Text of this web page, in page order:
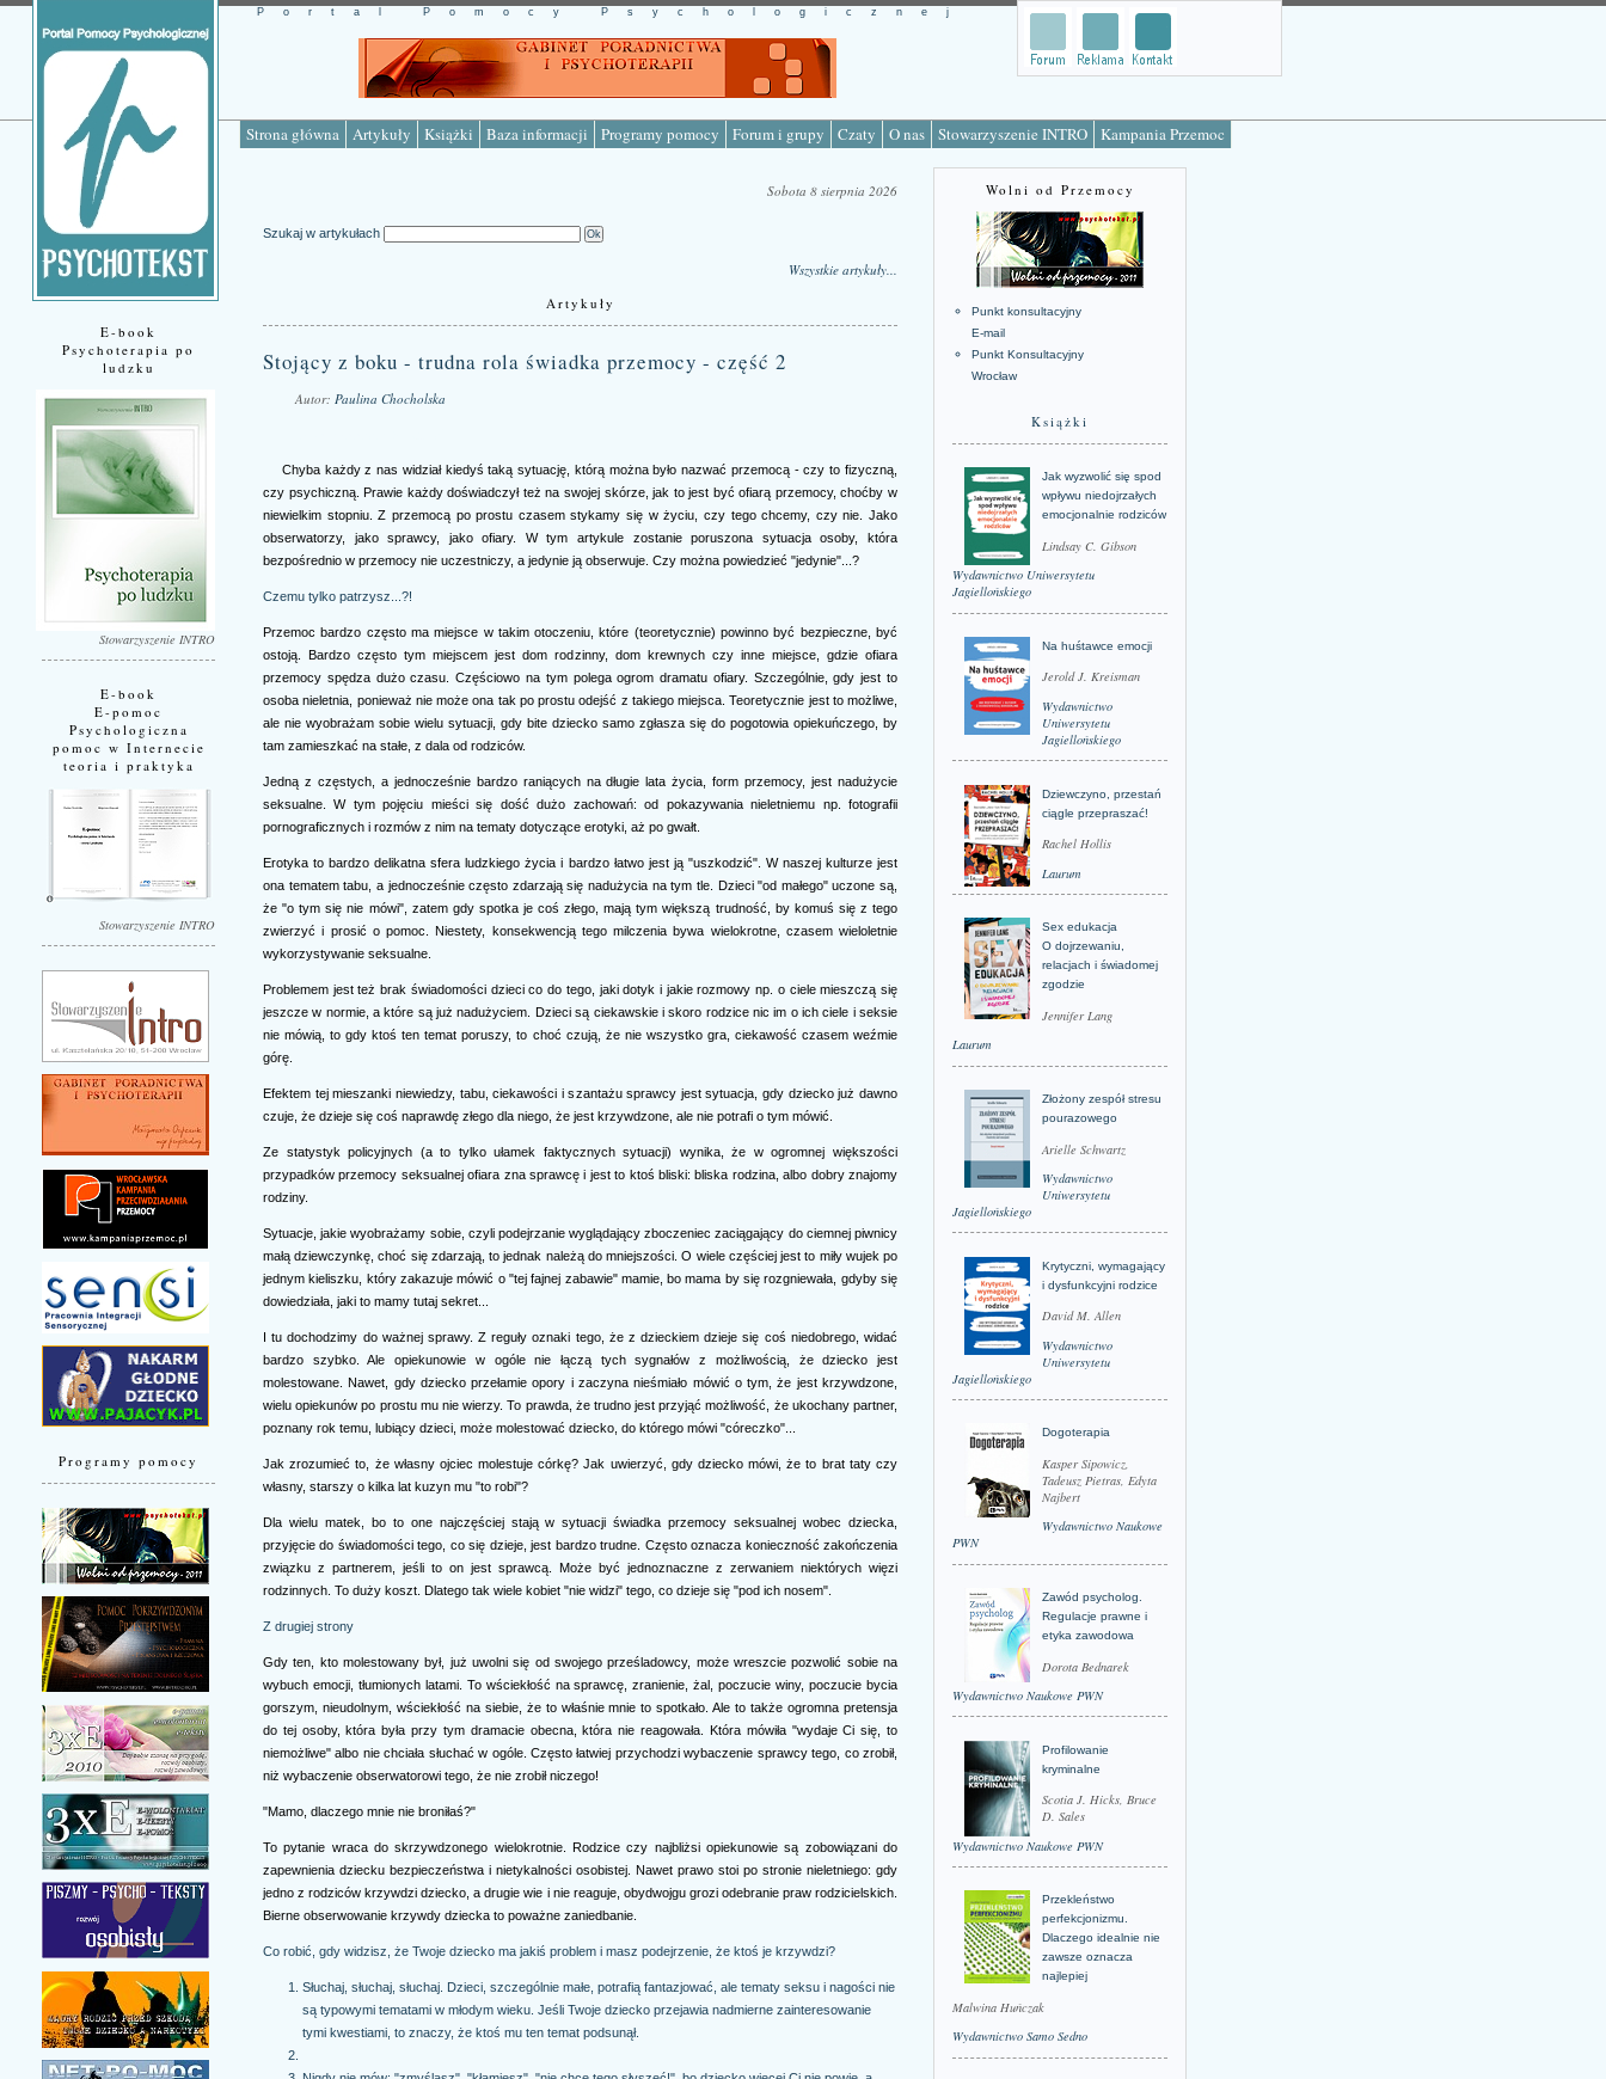
Strona główna Artykuły Książki Baza informacji Programy pomocy Forum i grupy Czaty O nas Stowarzyszenie INTRO Kampania Przemoc
Portal Pomocy Psychologicznej
E-book
Psychoterapia po
ludzku
Stowarzyszenie INTRO
E-book
E-pomoc
Psychologiczna
pomoc w Internecie
teoria i praktyka
Stowarzyszenie INTRO
Programy pomocy
Sobota 8 sierpnia 2026
Szukaj w artykułach
Wszystkie artykuły...
Artykuły
Stojący z boku - trudna rola świadka przemocy - część 2
Autor: Paulina Chocholska
Chyba każdy z nas widział kiedyś taką sytuację, którą można było nazwać przemocą - czy to fizyczną,
czy psychiczną. Prawie każdy doświadczył też na swojej skórze, jak to jest być ofiarą przemocy, choćby w
niewielkim stopniu. Z przemocą po prostu czasem stykamy się w życiu, czy tego chcemy, czy nie. Jako
obserwatorzy, jako sprawcy, jako ofiary. W tym artykule zostanie poruszona sytuacja osoby, która
bezpośrednio w przemocy nie uczestniczy, a jedynie ją obserwuje. Czy można powiedzieć "jedynie"...?
Czemu tylko patrzysz...?!
Przemoc bardzo często ma miejsce w takim otoczeniu, które (teoretycznie) powinno być bezpieczne, być
ostoją. Bardzo często tym miejscem jest dom rodzinny, dom krewnych czy inne miejsce, gdzie ofiara
przemocy spędza dużo czasu. Częściowo na tym polega ogrom dramatu ofiary. Szczególnie, gdy jest to
osoba nieletnia, ponieważ nie może ona tak po prostu odejść z takiego miejsca. Teoretycznie jest to możliwe,
ale nie wyobrażam sobie wielu sytuacji, gdy bite dziecko samo zgłasza się do pogotowia opiekuńczego, by
tam zamieszkać na stałe, z dala od rodziców.
Jedną z częstych, a jednocześnie bardzo raniących na długie lata życia, form przemocy, jest nadużycie
seksualne. W tym pojęciu mieści się dość dużo zachowań: od pokazywania nieletniemu np. fotografii
pornograficznych i rozmów z nim na tematy dotyczące erotyki, aż po gwałt.
Erotyka to bardzo delikatna sfera ludzkiego życia i bardzo łatwo jest ją "uszkodzić". W naszej kulturze jest
ona tematem tabu, a jednocześnie często zdarzają się nadużycia na tym tle. Dzieci "od małego" uczone są,
że "o tym się nie mówi", zatem gdy spotka je coś złego, mają tym większą trudność, by komuś się z tego
zwierzyć i prosić o pomoc. Niestety, konsekwencją tego milczenia bywa wielokrotne, czasem wieloletnie
wykorzystywanie seksualne.
Problemem jest też brak świadomości dzieci co do tego, jaki dotyk i jakie rozmowy np. o ciele mieszczą się
jeszcze w normie, a które są już nadużyciem. Dzieci są ciekawskie i skoro rodzice nic im o ich ciele i seksie
nie mówią, to gdy ktoś ten temat poruszy, to choć czują, że nie wszystko gra, ciekawość czasem weźmie
górę.
Efektem tej mieszanki niewiedzy, tabu, ciekawości i szantażu sprawcy jest sytuacja, gdy dziecko już dawno
czuje, że dzieje się coś naprawdę złego dla niego, że jest krzywdzone, ale nie potrafi o tym mówić.
Ze statystyk policyjnych (a to tylko ułamek faktycznych sytuacji) wynika, że w ogromnej większości
przypadków przemocy seksualnej ofiara zna sprawcę i jest to ktoś bliski: bliska rodzina, albo dobry znajomy
rodziny.
Sytuacje, jakie wyobrażamy sobie, czyli podejrzanie wyglądający zboczeniec zaciągający do ciemnej piwnicy
małą dziewczynkę, choć się zdarzają, to jednak należą do mniejszości. O wiele częściej jest to miły wujek po
jednym kieliszku, który zakazuje mówić o "tej fajnej zabawie" mamie, bo mama by się rozgniewała, gdyby się
dowiedziała, jaki to mamy tutaj sekret...
I tu dochodzimy do ważnej sprawy. Z reguły oznaki tego, że z dzieckiem dzieje się coś niedobrego, widać
bardzo szybko. Ale opiekunowie w ogóle nie łączą tych sygnałów z możliwością, że dziecko jest
molestowane. Nawet, gdy dziecko przełamie opory i zaczyna nieśmiało mówić o tym, że jest krzywdzone,
wielu opiekunów po prostu mu nie wierzy. To prawda, że trudno jest przyjąć możliwość, że ukochany partner,
poznany rok temu, lubiący dzieci, może molestować dziecko, do którego mówi "córeczko"...
Jak zrozumieć to, że własny ojciec molestuje córkę? Jak uwierzyć, gdy dziecko mówi, że to brat taty czy
własny, starszy o kilka lat kuzyn mu "to robi"?
Dla wielu matek, bo to one najczęściej stają w sytuacji świadka przemocy seksualnej wobec dziecka,
przyjęcie do świadomości tego, co się dzieje, jest bardzo trudne. Często oznacza konieczność zakończenia
związku z partnerem, jeśli to on jest sprawcą. Może być jednoznaczne z zerwaniem niektórych więzi
rodzinnych. To duży koszt. Dlatego tak wiele kobiet "nie widzi" tego, co dzieje się "pod ich nosem".
Z drugiej strony
Gdy ten, kto molestowany był, już uwolni się od swojego prześladowcy, może wreszcie pozwolić sobie na
wybuch emocji, tłumionych latami. To wściekłość na sprawcę, zranienie, żal, poczucie winy, poczucie bycia
gorszym, nieudolnym, wściekłość na siebie, że to właśnie mnie to spotkało. Ale to także ogromna pretensja
do tej osoby, która była przy tym dramacie obecna, która nie reagowała. Która mówiła "wydaje Ci się, to
niemożliwe" albo nie chciała słuchać w ogóle. Często łatwiej przychodzi wybaczenie sprawcy tego, co zrobił,
niż wybaczenie obserwatorowi tego, że nie zrobił niczego!
"Mamo, dlaczego mnie nie broniłaś?"
To pytanie wraca do skrzywdzonego wielokrotnie. Rodzice czy najbliżsi opiekunowie są zobowiązani do
zapewnienia dziecku bezpieczeństwa i nietykalności osobistej. Nawet prawo stoi po stronie nieletniego: gdy
jedno z rodziców krzywdzi dziecko, a drugie wie i nie reaguje, obydwojgu grozi odebranie praw rodzicielskich.
Bierne obserwowanie krzywdy dziecka to poważne zaniedbanie.
Co robić, gdy widzisz, że Twoje dziecko ma jakiś problem i masz podejrzenie, że ktoś je krzywdzi?
Słuchaj, słuchaj, słuchaj. Dzieci, szczególnie małe, potrafią fantazjować, ale tematy seksu i nagości nie
są typowymi tematami w młodym wieku. Jeśli Twoje dziecko przejawia nadmierne zainteresowanie
tymi kwestiami, to znaczy, że ktoś mu ten temat podsunął.
Wolni od Przemocy
Punkt konsultacyjny
E-mail
Punkt Konsultacyjny
Wrocław
Książki
Jak wyzwolić się spod
wpływu niedojrzałych
emocjonalnie rodziców
Lindsay C. Gibson
Wydawnictwo Uniwersytetu
Jagiellońskiego
Na huśtawce emocji
Jerold J. Kreisman
Wydawnictwo
Uniwersytetu
Jagiellońskiego
Dziewczyno, przestań
ciągle przepraszać!
Rachel Hollis
Laurum
Sex edukacja
O dojrzewaniu,
relacjach i świadomej
zgodzie
Jennifer Lang
Laurum
Złożony zespół stresu
pourazowego
Arielle Schwartz
Wydawnictwo
Uniwersytetu
Jagiellońskiego
Krytyczni, wymagający
i dysfunkcyjni rodzice
David M. Allen
Wydawnictwo
Uniwersytetu
Jagiellońskiego
Dogoterapia
Kasper Sipowicz,
Tadeusz Pietras, Edyta
Najbert
Wydawnictwo Naukowe
PWN
Zawód psycholog.
Regulacje prawne i
etyka zawodowa
Dorota Bednarek
Wydawnictwo Naukowe PWN
Profilowanie
kryminalne
Scotia J. Hicks, Bruce
D. Sales
Wydawnictwo Naukowe PWN
Przekleństwo
perfekcjonizmu.
Dlaczego idealnie nie
zawsze oznacza
najlepiej
Malwina Huńczak
Wydawnictwo Samo Sedno